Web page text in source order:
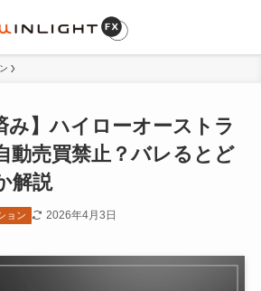
み】ハイローオーストラ
動売買禁止？バレるとど
解説
ョン 2026年4月3日